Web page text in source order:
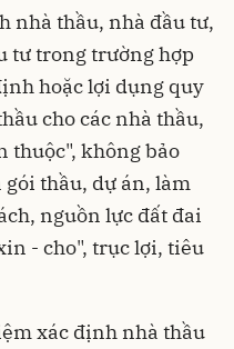
nhà thầu, nhà đầu tư,
tư trong trường hợp
hoặc lợi dụng quy
cho các nhà thầu,
thuộc", không bảo
thầu, dự án, làm
nguồn lực đất đai
- cho", trục lợi, tiêu
xác định nhà thầu